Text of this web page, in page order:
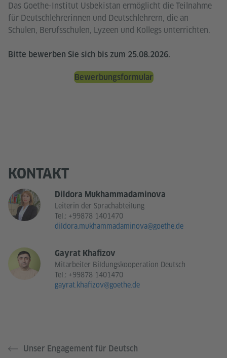
Das Goethe-Institut Usbekistan ermöglicht die Teilnahme
für Deutschlehrerinnen und Deutschlehrern, die an
Schulen, Berufsschulen, Lyzeen und Kollegs unterrichten.
Bitte bewerben Sie sich bis zum 25.08.2026.
Bewerbungsformular
KONTAKT
Dildora Mukhammadaminova
Leiterin der Sprachabteilung
Tel.: +99878 1401470
dildora.mukhammadaminova@goethe.de
Gayrat Khafizov
Mitarbeiter Bildungskooperation Deutsch
Tel.: +99878 1401470
gayrat.khafizov@goethe.de
Unser Engagement für Deutsch